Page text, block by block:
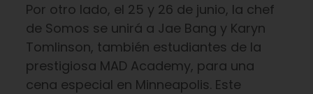
Por otro lado, el 25 y 26 de junio, la chef
de Somos se unirá a Jae Bang y Karyn
Tomlinson, también estudiantes de la
prestigiosa MAD Academy, para una
cena especial en Minneapolis. Este